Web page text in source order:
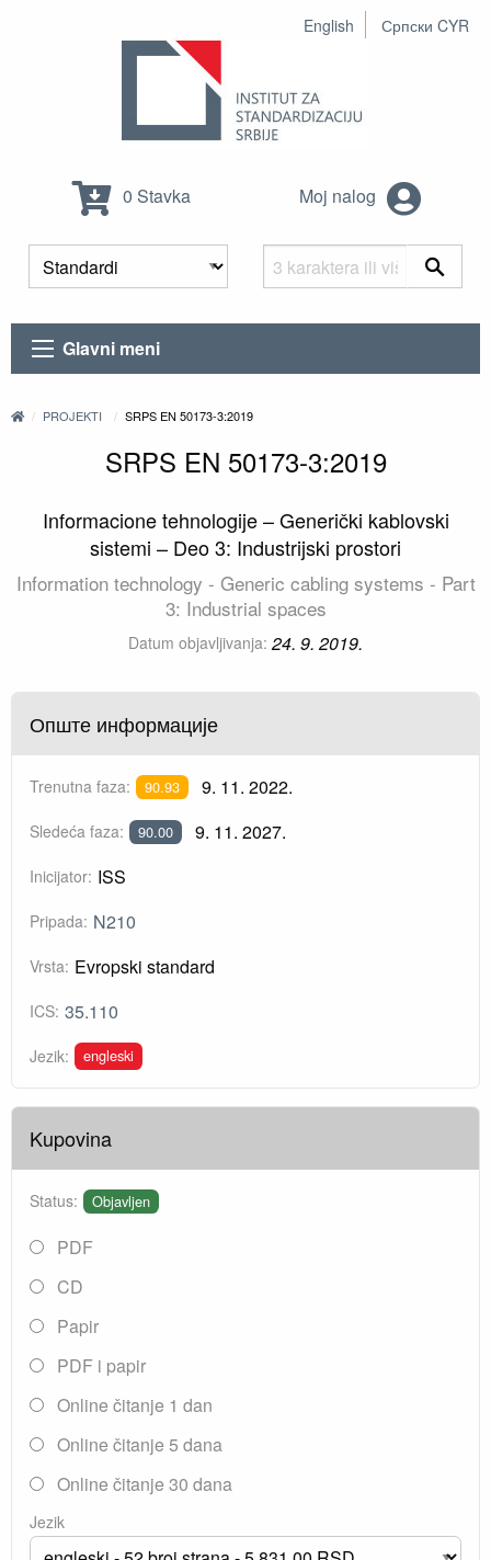
English Српски CYR
0 Stavka Moj nalog
Glavni meni
PROJEKTI SRPS EN 50173-3:2019
SRPS EN 50173-3:2019
Informacione tehnologije – Generički kablovski
sistemi – Deo 3: Industrijski prostori
Information technology - Generic cabling systems - Part
3: Industrial spaces
Datum objavljivanja: 24. 9. 2019.
Опште информације
Trenutna faza: 90.93 9. 11. 2022.
Sledeća faza: 90.00 9. 11. 2027.
Inicijator: ISS
Pripada: N210
Vrsta: Evropski standard
ICS: 35.110
Jezik: engleski
Kupovina
Status: Objavljen
PDF
CD
Papir
PDF i papir
Online čitanje 1 dan
Online čitanje 5 dana
Online čitanje 30 dana
Jezik